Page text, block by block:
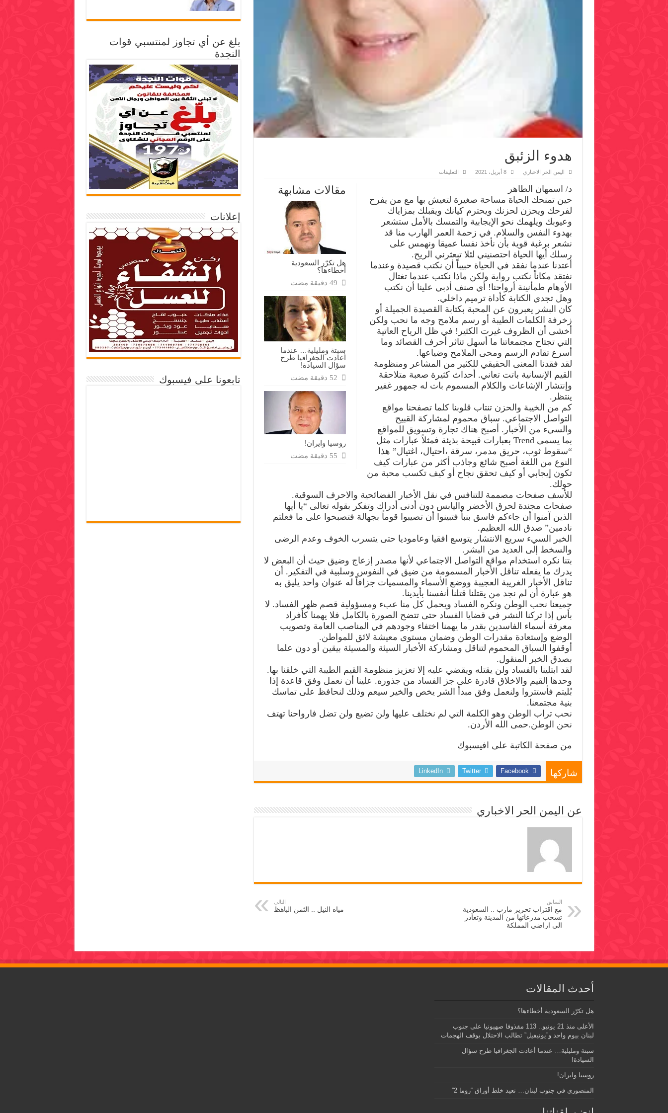
هدوء الزئبق
اليمن الحر الاخباري 8 أبريل، 2021 التعليقات
مقالات مشابهة
هل تكرّر السعودية
أخطاءها؟
سبتة ومليلية… عندما
أعادت الجغرافيا طرح
سؤال السيادة!
روسيا وايران!
د/ اسمهان الطاهر
حين تمنحك الحياة مساحة صغيرة لتعيش بها مع من يفرح
لفرحك ويحزن لحزنك ويحترم كيانك ويقبلك بمزاياك
وعيوبك ويلهمك نحو الإيجابية والتمسك بالأمل ستشعر
بهدوء النفس والسلام. في زحمة العمر الهارب منا قد
نشعر برغبة قوية بأن نأخذ نفسا عميقا ونهمس على
رسلك أيها الحياة احتصنيني لئلا تبعثرني الريح.
أعتدنا عندما نفقد في الحياة حبيباً أن نكتب قصيدة وعندما
نفتقد مكاناً نكتب رواية ولكن ماذا نكتب عندما تغتال
الأوهام طمأنينة أرواحنا! أي صنف أدبي علينا أن نكتب
وهل تجدي الكتابة كأداة ترميم داخلي.
كان البشر يعبرون عن المحبة بكتابة القصيدة الجميلة أو
زخرفة الكلمات الطيبة أو رسم ملامح وجه ما نحب ولكن
أخشى أن الظروف غيرت الكثير! في ظل الرياح العاتية
التي تجتاح مجتمعاتنا ما أسهل تناثر أحرف القصائد وما
أسرع تقادم الرسم ومحى الملامح وضياعها.
لقد فقدنا المعنى الحقيقي للكثير من المشاعر ومنظومة
القيم الإنسانية باتت تعاني. أحداث كثيرة صعبة متلاحقة
وإنتشار الإشاعات والكلام المسموم بات له جمهور غفير
ينتظر.
كم من الخيبة والحزن تنتاب قلوبنا كلما تصفحنا مواقع
التواصل الاجتماعي. سباق محموم لمشاركة القبيح
والسيء من الأخبار. أصبح هناك تجارة وتسويق للمواقع
بما يسمى Trend بعبارات قبيحة بذيئة فمثلاً عبارات مثل
“سقوط ثوب، حريق مدمر، سرقة ،احتيال، اغتيال” هذا
النوع من اللغة أصبح شائع وجاذب أكثر من عبارات كيف
تكون إيجابي أو كيف تحقق نجاح أو كيف تكسب محبة من
حولك.
للأسف صفحات مصممة للتنافس في نقل الأخبار الفضائحية والاحرف السوقية.
صفحات مجندة لحرق الأخضر واليابس دون أدنى أدراك وتفكر بقوله تعالى “يا أيها
الذين آمنوا أن جاءكم فاسق بنبأ فتبينوا أن تصيبوا قوماً بجهالة فتصبحوا على ما فعلتم
نادمين” صدق الله العظيم.
الخبر السيء سريع الانتشار يتوسع افقيا وعاموديا حتى يتسرب الخوف وعدم الرضى
والسخط إلى العديد من البشر.
بتنا نكره استخدام مواقع التواصل الاجتماعي لأنها مصدر إزعاج وضيق حيث أن البعض لا
يدرك ما يفعله تناقل الأخبار المسمومة من ضيق في النفوس وسلبية في التفكير. أن
تناقل الأخبار الغريبة العجيبة ووضع الأسماء والمسميات جزافاً له عنوان واحد يليق به
هو عبارة أن لم نجد من يقتلنا قتلنا أنفسنا بأيدينا.
جميعنا نحب الوطن ونكره الفساد ويحمل كل منا عبء ومسؤولية قصم ظهر الفساد. لا
بأس إذا تركنا النشر في قضايا الفساد حتى تتضح الصورة بالكامل فلا يهمنا كأفراد
معرفة أسماء الفاسدين بقدر ما يهمنا اختفاء وجودهم في المناصب العامة وتصويب
الوضع وإستعادة مقدرات الوطن وضمان مستوى معيشة لائق للمواطن.
أوقفوا السباق المحموم لتناقل ومشاركة الأخبار السيئة والمسيئة بيقين أو دون علما
بصدق الخبر المنقول.
لقد ابتلينا بالفساد ولن يقتله ويقضي عليه إلا تعزيز منظومة القيم الطيبة التي خلقنا بها.
وحدها القيم والاخلاق قادرة على جز الفساد من جذوره. علينا أن نعمل وفق قاعدة إذا
بُليتم فأستتروا ولنعمل وفق مبدأ الشر يخص والخير سيعم وذلك لنحافظ على تماسك
بنية مجتمعنا.
نحب تراب الوطن وهو الكلمة التي لم نختلف عليها ولن تضيع ولن تضل فارواحنا تهتف
نحن الوطن.حمى الله الأردن.
من صفحة الكاتبة على افيسبوك
شاركها Facebook
Twitter
LinkedIn
عن اليمن الحر الاخباري
السابق
مع اقتراب تحرير مارب .. السعودية
تسحب مدرعاتها من المدينة وتغادر
الى اراضي المملكة
التالي
مياه النيل .. الثمن الباهظ
بلغ عن أي تجاوز لمنتسبي قوات
النجدة
إعلانات
تابعونا على فيسبوك
أحدث المقالات
هل تكرّر السعودية أخطاءها؟
الأعلى منذ 21 يونيو.. 113 مقذوفا صهيونيا على جنوب
لبنان بيوم واحد و”يونيفيل” تطالب الاحتلال بوقف الهجمات
سبتة ومليلية… عندما أعادت الجغرافيا طرح سؤال
السيادة!
روسيا وايران!
المنصوري في جنوب لبنان… تعيد خلط أوراق “روما 2”